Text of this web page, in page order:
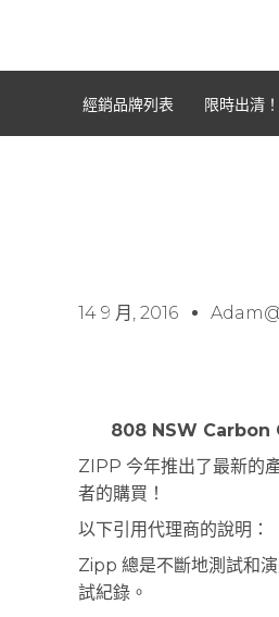
主
經銷品牌列表 限時出清！
14 9 月, 2016
808 NSW
ZIPP 今年推出了最新的
者的購買！
以下引用代理商的說明：
Zipp 總是不斷地測試和
試紀錄。